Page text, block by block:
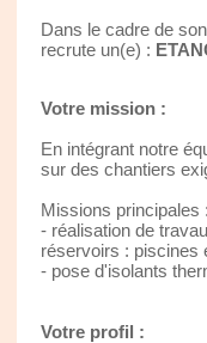
Dans le cadre de
recrute un(e) :
Votre mission :
En intégrant notre
sur des chantiers
Missions principales :
- réalisation de
réservoirs :
- pose d'isolants
Votre profil :